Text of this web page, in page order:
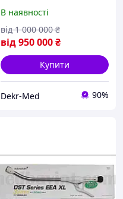
В наявності
від950 000₴
від 1 000 000 ₴
Купити
Dekr-Med 90%